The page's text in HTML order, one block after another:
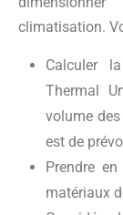
climatisation.
Calculer
Thermal
volume
est de
Prendre
matériaux